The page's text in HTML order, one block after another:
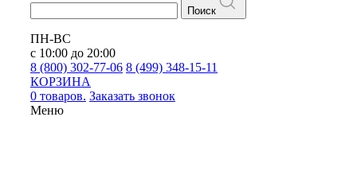
Поиск
ПН-ВС
с 10:00 до 20:00
8 (800) 302-77-06 8 (499) 348-15-11
КОРЗИНА
0 товаров. Заказать звонок
Меню